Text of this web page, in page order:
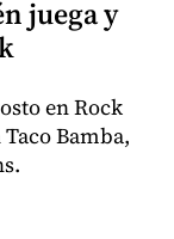
juega y
en Rock
Bamba,